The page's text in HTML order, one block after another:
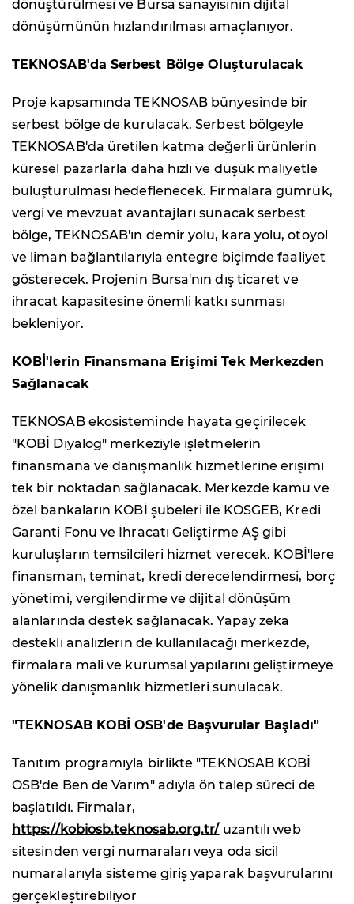
dönüştürülmesi ve Bursa sanayisinin dijital
dönüşümünün hızlandırılması amaçlanıyor.
TEKNOSAB'da Serbest Bölge Oluşturulacak
Proje kapsamında TEKNOSAB bünyesinde bir
serbest bölge de kurulacak. Serbest bölgeyle
TEKNOSAB'da üretilen katma değerli ürünlerin
küresel pazarlarla daha hızlı ve düşük maliyetle
buluşturulması hedeflenecek. Firmalara gümrük,
vergi ve mevzuat avantajları sunacak serbest
bölge, TEKNOSAB'ın demir yolu, kara yolu, otoyol
ve liman bağlantılarıyla entegre biçimde faaliyet
gösterecek. Projenin Bursa'nın dış ticaret ve
ihracat kapasitesine önemli katkı sunması
bekleniyor.
KOBİ'lerin Finansmana Erişimi Tek Merkezden
Sağlanacak
TEKNOSAB ekosisteminde hayata geçirilecek
"KOBİ Diyalog" merkeziyle işletmelerin
finansmana ve danışmanlık hizmetlerine erişimi
tek bir noktadan sağlanacak. Merkezde kamu ve
özel bankaların KOBİ şubeleri ile KOSGEB, Kredi
Garanti Fonu ve İhracatı Geliştirme AŞ gibi
kuruluşların temsilcileri hizmet verecek. KOBİ'lere
finansman, teminat, kredi derecelendirmesi, borç
yönetimi, vergilendirme ve dijital dönüşüm
alanlarında destek sağlanacak. Yapay zeka
destekli analizlerin de kullanılacağı merkezde,
firmalara mali ve kurumsal yapılarını geliştirmeye
yönelik danışmanlık hizmetleri sunulacak.
"TEKNOSAB KOBİ OSB'de Başvurular Başladı"
Tanıtım programıyla birlikte "TEKNOSAB KOBİ
OSB'de Ben de Varım" adıyla ön talep süreci de
başlatıldı. Firmalar,
https://kobiosb.teknosab.org.tr/ uzantılı web
sitesinden vergi numaraları veya oda sicil
numaralarıyla sisteme giriş yaparak başvurularını
gerçekleştirebiliyor